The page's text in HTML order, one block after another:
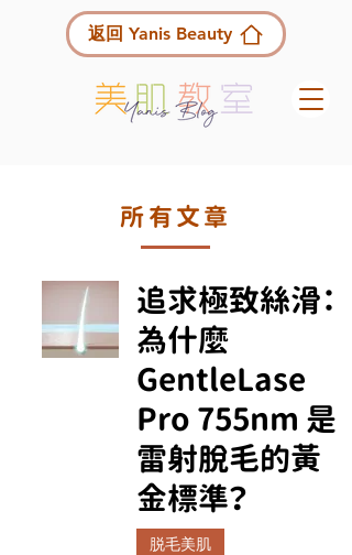
返回 Yanis Beauty
所有文章
追求極致絲滑：
為什麼
GentleLase
Pro 755nm 是
雷射脫毛的黃
金標準？
脱毛美肌